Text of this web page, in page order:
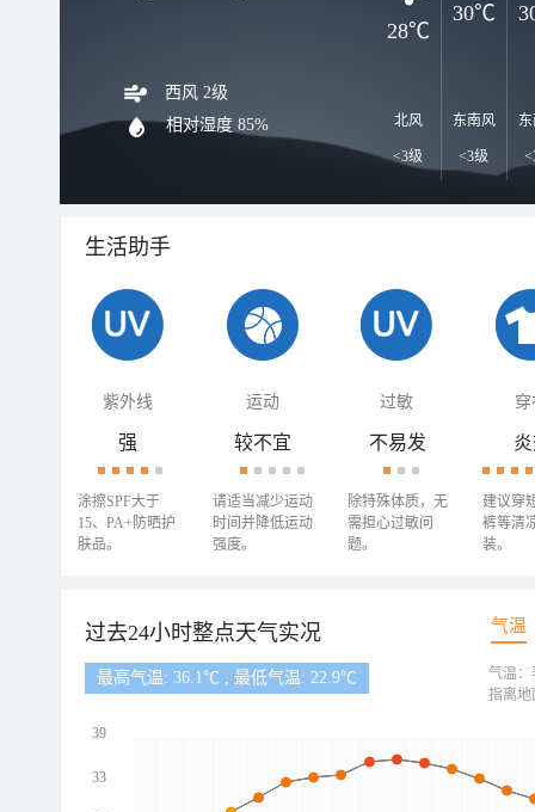
西风 2级
相对湿度 85% 北风
<3级
东南风
<3级
28℃
30℃
生活助手
紫外线 运动 过敏 穿
强
涂擦SPF大于
15、PA+防晒护
肤品。
较不宜
请适当减少运动
时间并降低运动
强度。
不易发
除特殊体质，无
需担心过敏问
题。
建议穿
裤等清
装。
过去24小时整点天气实况 气温
最高气温: 36.1℃ , 最低气温: 22.9℃
39
33
气温：
指离地